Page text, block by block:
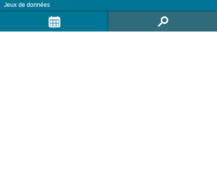
Jeux de données
Traitements à la demande
Traitement intéractif